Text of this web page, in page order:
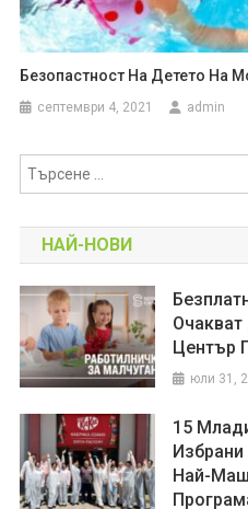
Безопастност На Детето На
септември 4, 2021 admin
НАЙ-НОВИ
Център
юли 31,
15
Най-